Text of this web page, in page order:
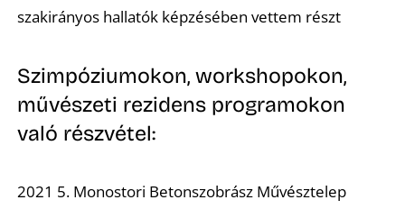
szakirányos hallatók képzésében vettem részt
Szimpóziumokon, workshopokon,
művészeti rezidens programokon
való részvétel:
2021 5. Monostori Betonszobrász Művésztelep